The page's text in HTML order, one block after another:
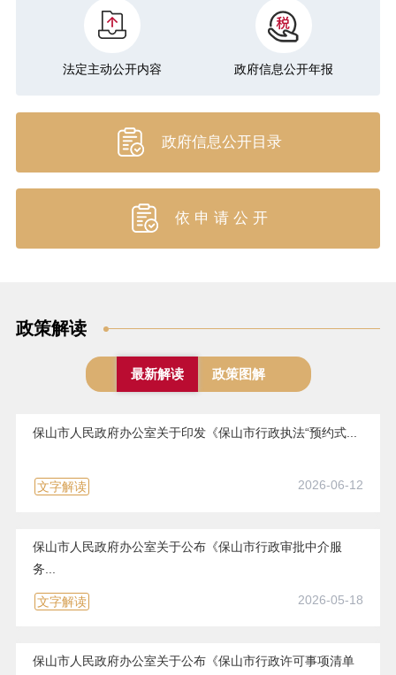
法定主动公开内容 政府信息公开年报
政府信息公开目录
依 申 请 公 开
政策解读
最新解读 政策图解
保山市人民政府办公室关于印发《保山市行政执法“预约式...
文字解读 2026-06-12
保山市人民政府办公室关于公布《保山市行政审批中介服
务...
文字解读 2026-05-18
保山市人民政府办公室关于公布《保山市行政许可事项清单